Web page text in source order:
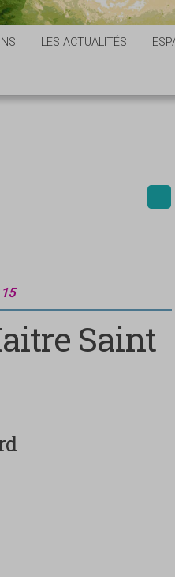
LES ACTUALITÉS
Saint